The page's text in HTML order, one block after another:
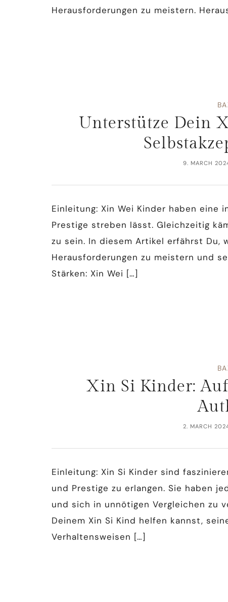
Herausforderungen zu meistern.
Unterstütze Dein
9. MARCH
Einleitung: Xin Wei Kinder haben eine
Prestige streben lässt. Gleichzeitig
zu sein. In diesem Artikel erfährst Du,
Herausforderungen zu meistern und
Stärken: Xin Wei […]
Xin Si Kinder:
2. MARCH
Einleitung: Xin Si Kinder sind
und Prestige zu erlangen. Sie haben
und sich in unnötigen Vergleichen zu
Deinem Xin Si Kind helfen kannst,
Verhaltensweisen […]